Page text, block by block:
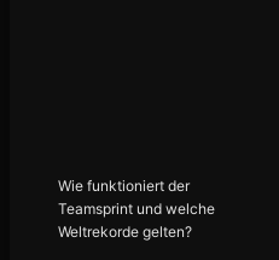
Wie funktioniert der
Teamsprint und welche
Weltrekorde gelten?